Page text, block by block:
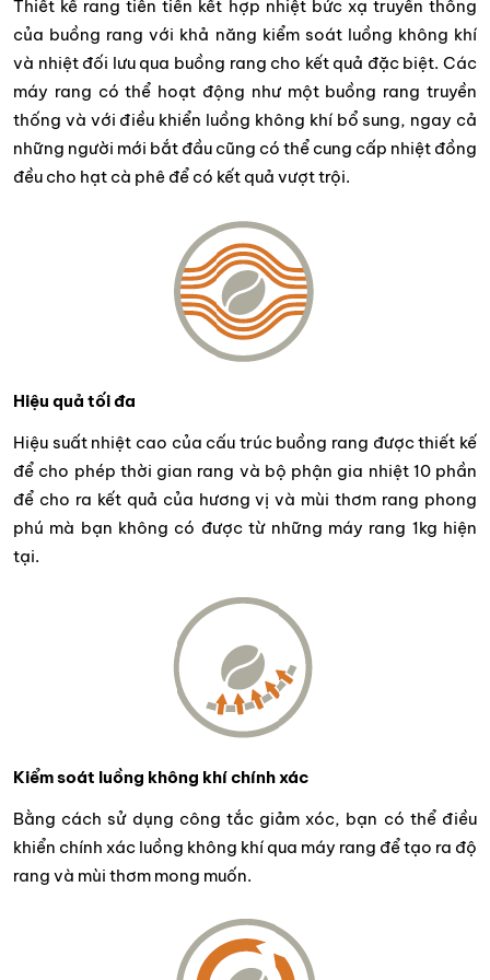
Thiết kế rang tiên tiến kết hợp nhiệt bức xạ truyền thống
của buồng rang với khả năng kiểm soát luồng không khí
và nhiệt đối lưu qua buồng rang cho kết quả đặc biệt. Các
máy rang có thể hoạt động như một buồng rang truyền
thống và với điều khiển luồng không khí bổ sung, ngay cả
những người mới bắt đầu cũng có thể cung cấp nhiệt đồng
đều cho hạt cà phê để có kết quả vượt trội.
Hiệu quả tối đa
Hiệu suất nhiệt cao của cấu trúc buồng rang được thiết kế
để cho phép thời gian rang và bộ phận gia nhiệt 10 phần
để cho ra kết quả của hương vị và mùi thơm rang phong
phú mà bạn không có được từ những máy rang 1kg hiện
tại.
Kiểm soát luồng không khí chính xác
Bằng cách sử dụng công tắc giảm xóc, bạn có thể điều
khiển chính xác luồng không khí qua máy rang để tạo ra độ
rang và mùi thơm mong muốn.